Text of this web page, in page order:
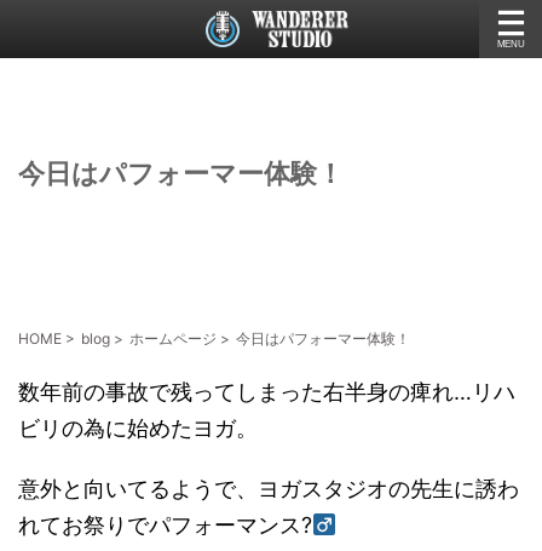
今日はパフォーマー体験！
HOME > blog > ホームページ > 今日はパフォーマー体験！
数年前の事故で残ってしまった右半身の痺れ…リハ
ビリの為に始めたヨガ。
意外と向いてるようで、ヨガスタジオの先生に誘わ
れてお祭りでパフォーマンス?‍